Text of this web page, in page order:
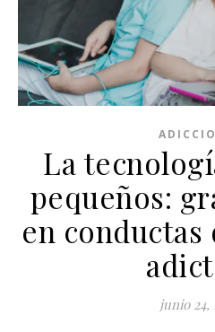
La
pequeños:
en
junio 24,